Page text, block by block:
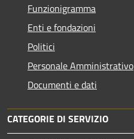
Funzionigramma
Enti e fondazioni
Politici
Personale Amministrativo
Documenti e dati
CATEGORIE DI SERVIZIO